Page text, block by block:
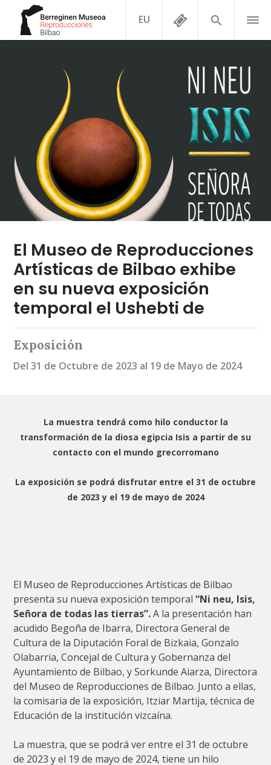
EU
El Museo de Reproducciones
Artísticas de Bilbao exhibe
en su nueva exposición
temporal el Ushebti de
Exposición
Del 31 de Octubre de 2023 al 19 de Mayo de 2024
La muestra tendrá como hilo conductor la
transformación de la diosa egipcia Isis a partir de su
contacto con el mundo grecorromano
La exposición se podrá disfrutar entre el 31 de octubre
de 2023 y el 19 de mayo de 2024
El Museo de Reproducciones Artísticas de Bilbao
presenta su nueva exposición temporal“Ni neu, Isis,
Señora de todas las tierras”.A la presentación han
acudido Begoña de Ibarra, Directora General de
Cultura de la Diputación Foral de Bizkaia, Gonzalo
Olabarria, Concejal de Cultura y Gobernanza del
Ayuntamiento de Bilbao, y Sorkunde Aiarza, Directora
del Museo de Reproducciones de Bilbao. Junto a ellas,
la comisaria de la exposición, Itziar Martija, técnica de
Educación de la institución vizcaína.
La muestra, que se podrá ver entre el 31 de octubre
de 2023 y el 19 de mayo de 2024, tiene un hilo